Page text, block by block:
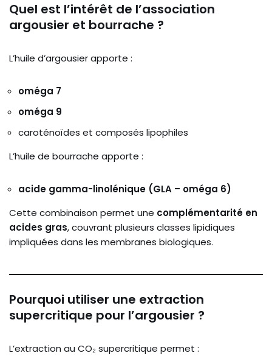
Quel est l’intérêt de l’association
argousier et bourrache ?
L’huile d’argousier apporte :
oméga 7
oméga 9
caroténoïdes et composés lipophiles
L’huile de bourrache apporte :
acide gamma-linolénique (GLA – oméga 6)
Cette combinaison permet une complémentarité en
acides gras, couvrant plusieurs classes lipidiques
impliquées dans les membranes biologiques.
Pourquoi utiliser une extraction
supercritique pour l’argousier ?
L’extraction au CO₂ supercritique permet :